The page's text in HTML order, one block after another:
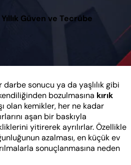
Güven ve Tecrübe
sonucu ya da yaşlılık gibi
bozulmasına kırık
olan kemikler, her ne kadar
aşan bir baskıyla
yitirerek ayrılırlar. Özellikle
azalması, en küçük ev
sonuçlanmasına neden